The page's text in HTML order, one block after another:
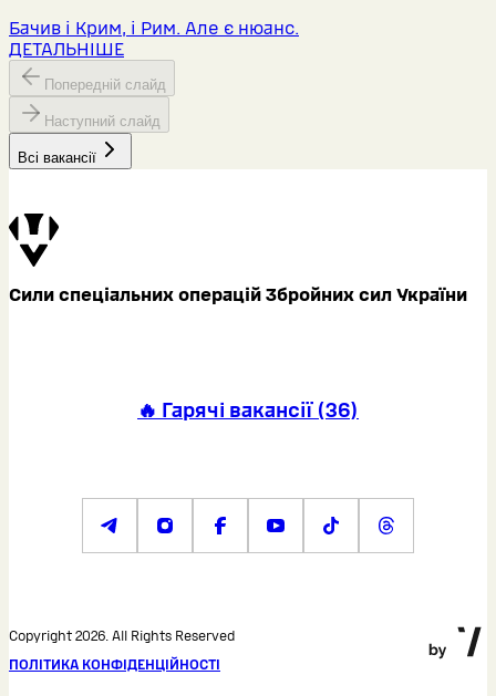
Бачив і Крим, і Рим. Але є нюанс.
ДЕТАЛЬНІШЕ
Попередній слайд
Наступний слайд
Всі вакансії
Сили спеціальних операцій Збройних сил України
🔥 Гарячі вакансії(36)
Copyright 2026. All Rights Reserved
ПОЛІТИКА КОНФІДЕНЦІЙНОСТІ